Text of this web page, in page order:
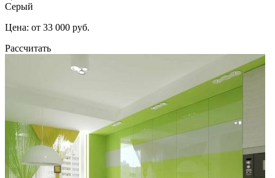
Серый
Цена: от 33 000 руб.
Рассчитать